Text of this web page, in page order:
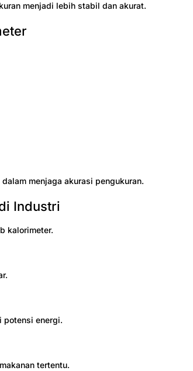
menjadi lebih stabil dan akurat.
menjaga akurasi pengukuran.
Industri
kalorimeter.
potensi energi.
tertentu.